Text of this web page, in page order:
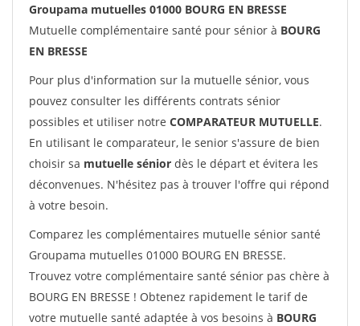
Groupama mutuelles 01000 BOURG EN BRESSE
Mutuelle complémentaire santé pour sénior à BOURG
EN BRESSE
Pour plus d'information sur la mutuelle sénior, vous
pouvez consulter les différents contrats sénior
possibles et utiliser notre COMPARATEUR MUTUELLE.
En utilisant le comparateur, le senior s'assure de bien
choisir sa mutuelle sénior dès le départ et évitera les
déconvenues. N'hésitez pas à trouver l'offre qui répond
à votre besoin.
Comparez les complémentaires mutuelle sénior santé
Groupama mutuelles 01000 BOURG EN BRESSE.
Trouvez votre complémentaire santé sénior pas chère à
BOURG EN BRESSE ! Obtenez rapidement le tarif de
votre mutuelle santé adaptée à vos besoins à BOURG